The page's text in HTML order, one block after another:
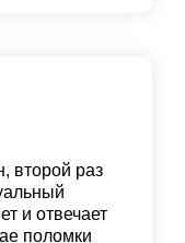
второй раз
и отвечает
поломки